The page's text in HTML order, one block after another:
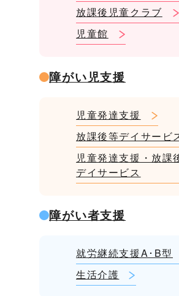
放課後児童クラブ
児童館
障がい児支援
児童発達支援
放課後等デイサービ
児童発達支援・放課
デイサービス
障がい者支援
就労継続支援A･B型
生活介護